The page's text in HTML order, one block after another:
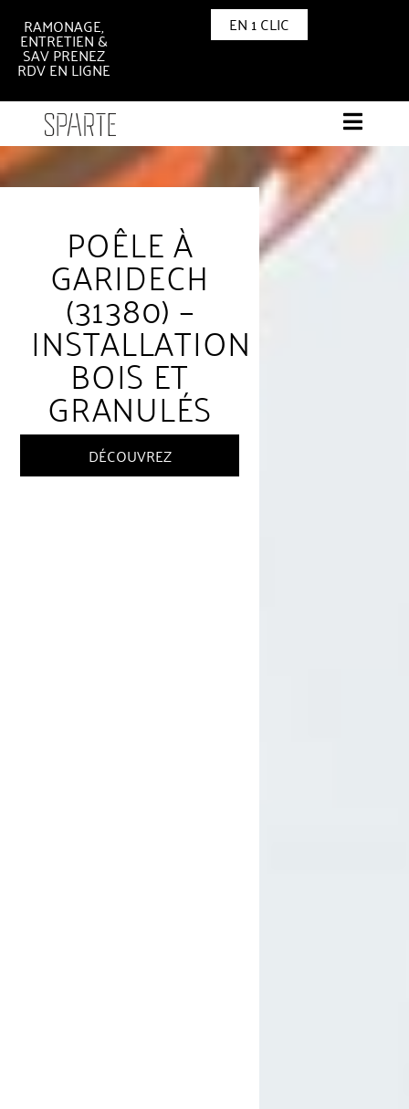
RAMONAGE,
ENTRETIEN &
SAV PRENEZ
RDV EN LIGNE
EN 1 CLIC
POÊLE À
GARIDECH
(31380) –
INSTALLATION
BOIS ET
GRANULÉS
DÉCOUVREZ